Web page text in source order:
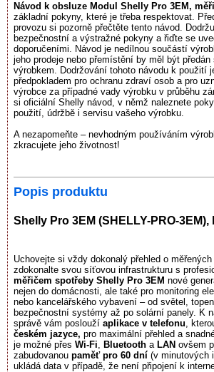
Návod k obsluze Modul Shelly Pro 3EM,
základní pokyny, které je třeba respektovat.
provozu si pozorně přečtěte tento návod.
bezpečnostní a výstražné pokyny a řiďte se
doporučeními. Návod je nedílnou součástí
jeho prodeje nebo přemístění by měl být předán
výrobkem. Dodržování tohoto návodu k použití
předpokladem pro ochranu zdraví osob a pro
výrobce za případné vady výrobku v průběhu
si oficiální Shelly návod, v němž naleznete
použití, údržbě i servisu vašeho výrobku.
A nezapomeňte – nevhodným používáním
zkracujete jeho životnost!
Popis produktu
Shelly Pro 3EM (SHELLY-PRO-3EM),
Uchovejte si vždy dokonalý přehled o
zdokonalte svou síťovou infrastrukturu s
měřičem spotřeby Shelly Pro 3EM nové
nejen do domácnosti, ale také pro monitoring
nebo kancelářského vybavení – od světel,
bezpečnostní systémy až po solární panely. K
správě vám poslouží aplikace v telefonu ,
českém jazyce, pro maximální přehled a
je možné přes Wi-Fi Bluetooth a LAN ovšem
zabudovanou paměť pro 60 dní (v minutových
ukládá data v případě, že není připojení k